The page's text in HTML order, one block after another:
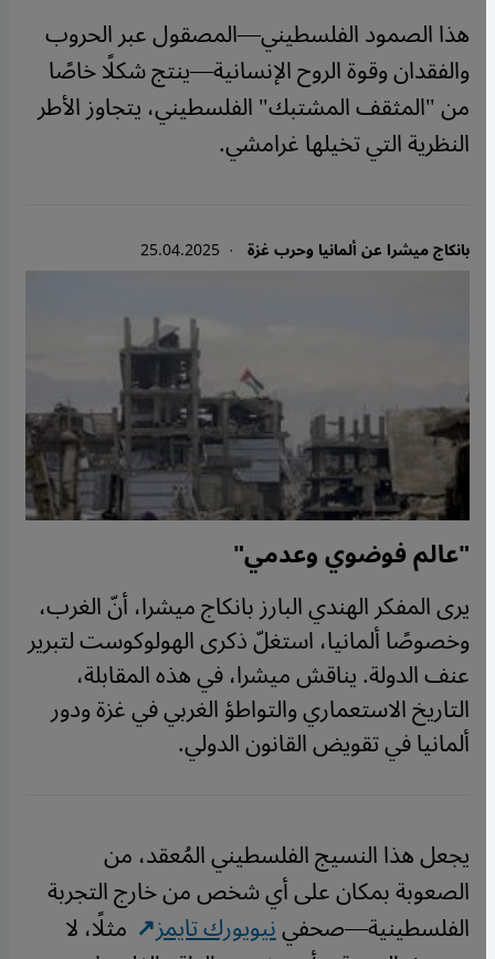
هذا الصمود الفلسطيني—المصقول عبر الحروب
والفقدان وقوة الروح الإنسانية—ينتج شكلًا خاصًا
من "المثقف المشتبك" الفلسطيني، يتجاوز الأطر
النظرية التي تخيلها غرامشي.
بانكاج ميشرا عن ألمانيا وحرب غزة · 25.04.2025
"عالم فوضوي وعدمي"
يرى المفكر الهندي البارز بانكاج ميشرا، أنّ الغرب،
وخصوصًا ألمانيا، استغلّ ذكرى الهولوكوست لتبرير
عنف الدولة. يناقش ميشرا، في هذه المقابلة،
التاريخ الاستعماري والتواطؤ الغربي في غزة ودور
ألمانيا في تقويض القانون الدولي.
يجعل هذا النسيج الفلسطيني المُعقد، من
الصعوبة بمكان على أي شخص من خارج التجربة
الفلسطينية—صحفينيويورك تايمز مثلًا، لا